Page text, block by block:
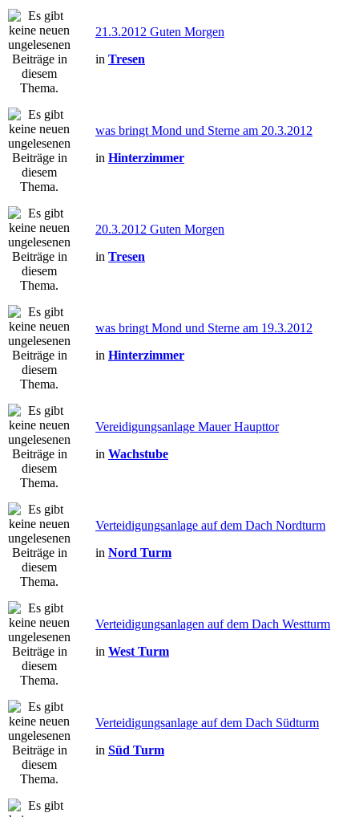
21.3.2012 Guten Morgen
in Tresen
was bringt Mond und Sterne am 20.3.2012
in Hinterzimmer
20.3.2012 Guten Morgen
in Tresen
was bringt Mond und Sterne am 19.3.2012
in Hinterzimmer
Vereidigungsanlage Mauer Haupttor
in Wachstube
Verteidigungsanlage auf dem Dach Nordturm
in Nord Turm
Verteidigungsanlagen auf dem Dach Westturm
in West Turm
Verteidigungsanlage auf dem Dach Südturm
in Süd Turm